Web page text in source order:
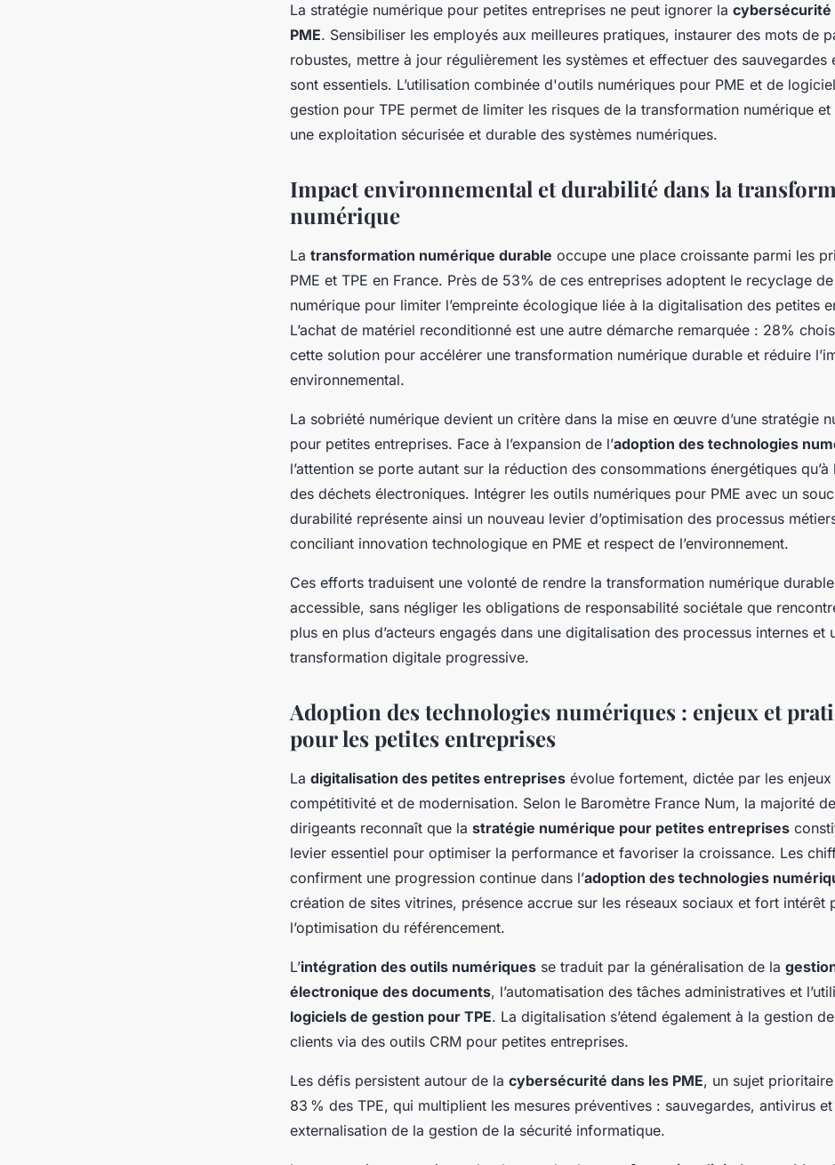
La stratégie numérique pour petites entreprises ne peut ignorer la cybersécurité
PME. Sensibiliser les employés aux meilleures pratiques, instaurer des mots de
robustes, mettre à jour régulièrement les systèmes et effectuer des sauvegardes
sont essentiels. L’utilisation combinée d'outils numériques pour PME et de
gestion pour TPE permet de limiter les risques de la transformation numérique et
une exploitation sécurisée et durable des systèmes numériques.
Impact environnemental et durabilité dans la
numérique
La transformation numérique durable occupe une place croissante parmi les
PME et TPE en France. Près de 53% de ces entreprises adoptent le recyclage
numérique pour limiter l’empreinte écologique liée à la digitalisation des petites
L’achat de matériel reconditionné est une autre démarche remarquée : 28%
cette solution pour accélérer une transformation numérique durable et réduire
environnemental.
La sobriété numérique devient un critère dans la mise en œuvre d’une stratégie
pour petites entreprises. Face à l’expansion de l’adoption des technologies
l’attention se porte autant sur la réduction des consommations énergétiques qu’à
des déchets électroniques. Intégrer les outils numériques pour PME avec un
durabilité représente ainsi un nouveau levier d’optimisation des processus
conciliant innovation technologique en PME et respect de l’environnement.
Ces efforts traduisent une volonté de rendre la transformation numérique durable
accessible, sans négliger les obligations de responsabilité sociétale que
plus en plus d’acteurs engagés dans une digitalisation des processus internes et
transformation digitale progressive.
Adoption des technologies numériques : enjeux et
pour les petites entreprises
La digitalisation des petites entreprises évolue fortement, dictée par les enjeux
compétitivité et de modernisation. Selon le Baromètre France Num, la majorité
dirigeants reconnaît que la stratégie numérique pour petites entreprises
levier essentiel pour optimiser la performance et favoriser la croissance. Les
confirment une progression continue dans l’adoption des technologies
création de sites vitrines, présence accrue sur les réseaux sociaux et fort intérêt
l’optimisation du référencement.
L’intégration des outils numériques se traduit par la généralisation de la
électronique des documents, l’automatisation des tâches administratives et
logiciels de gestion pour TPE. La digitalisation s’étend également à la gestion
clients via des outils CRM pour petites entreprises.
Les défis persistent autour de la cybersécurité dans les PME, un sujet
83 % des TPE, qui multiplient les mesures préventives : sauvegardes, antivirus et
externalisation de la gestion de la sécurité informatique.